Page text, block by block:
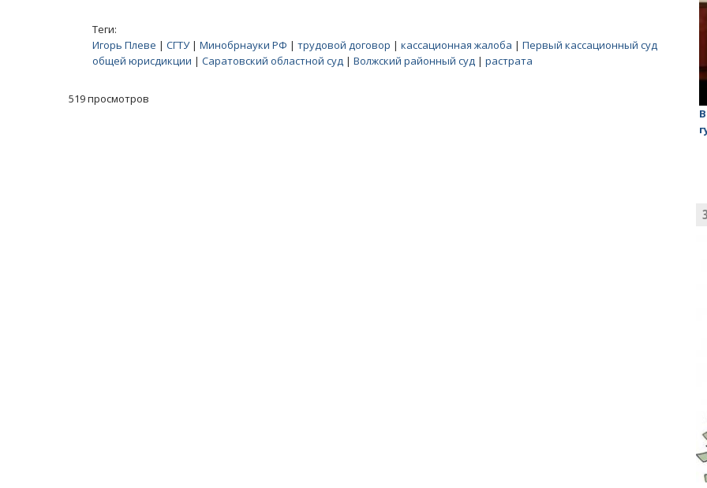
Теги:
Игорь Плеве | СГТУ| Минобрнауки РФ | трудовой договор | кассационная жалоба | Первый кассационный суд
общей юрисдикции | Саратовский областной суд | Волжский районный суд | растрата
519 просмотров